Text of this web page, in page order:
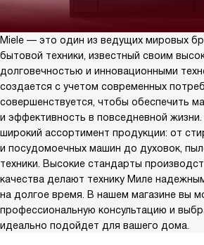
Miele — это один из ведущих мировых
бытовой техники, известный своим
долговечностью и инновационными
создается с учетом современных
совершенствуется, чтобы обеспечить
и эффективность в повседневной
широкий ассортимент продукции: от
и посудомоечных машин до духовок,
техники. Высокие стандарты
качества делают технику Миле
на долгое время. В нашем магазине вы
профессиональную консультацию и
идеально подойдет для вашего дома.